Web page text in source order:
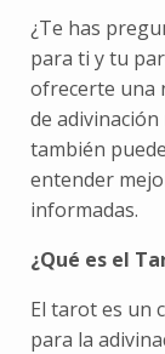
¿Te has
para ti y tu
ofrecerte una
de
también
entender
informadas.
¿Qué es el
El tarot es un
para la